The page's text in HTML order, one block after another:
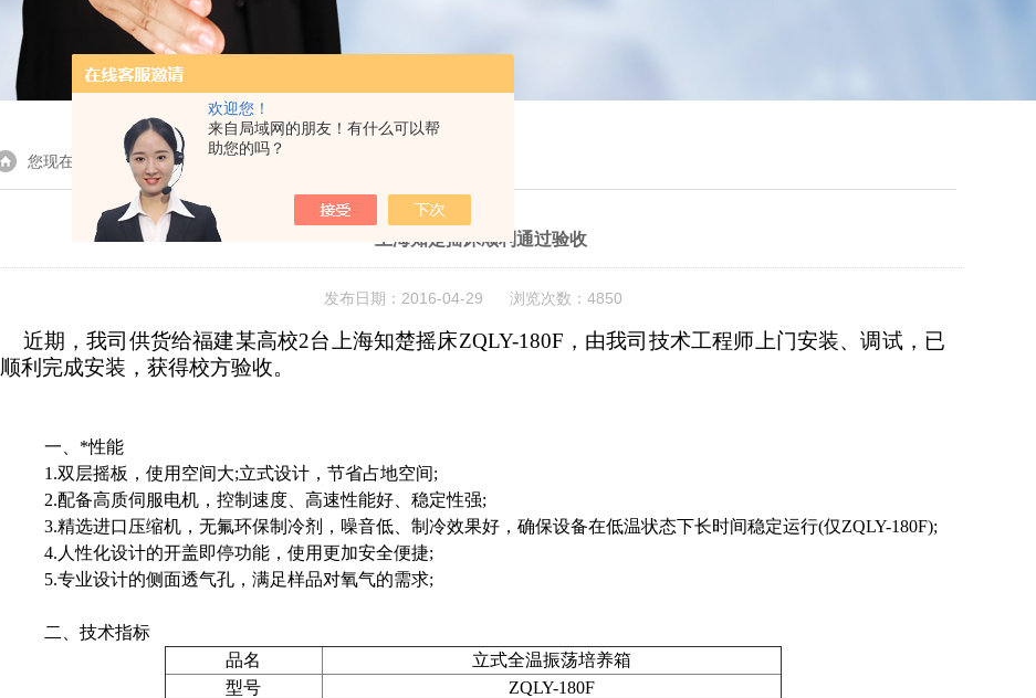
欢迎您！
来自局域网的朋友！有什么可以帮
助您的吗？
您现在的位置：首页> 新闻中心 > 上海知楚摇床顺利通过验收
上海知楚摇床顺利通过验收
发布日期：2016-04-29 浏览次数：4850
近期，我司供货给福建某高校2台上海知楚摇床ZQLY-180F，由我司技术工程师上门安装、调试，已
顺利完成安装，获得校方验收。
一、*性能
1.双层摇板，使用空间大;立式设计，节省占地空间;
2.配备高质伺服电机，控制速度、高速性能好、稳定性强;
3.精选进口压缩机，无氟环保制冷剂，噪音低、制冷效果好，确保设备在低温状态下长时间稳定运行(仅ZQLY-180F);
4.人性化设计的开盖即停功能，使用更加安全便捷;
5.专业设计的侧面透气孔，满足样品对氧气的需求;
二、技术指标
品名
立式全温振荡培养箱
型号
ZQLY-180F